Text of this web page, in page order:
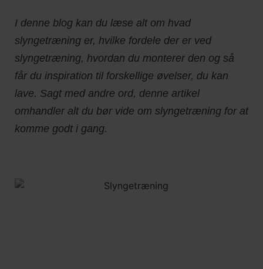
I denne blog kan du læse alt om hvad
slyngetræning er, hvilke fordele der er ved
slyngetræning, hvordan du monterer den og så
får du inspiration til forskellige øvelser, du kan
lave. Sagt med andre ord, denne artikel
omhandler alt du bør vide om slyngetræning for at
komme godt i gang.